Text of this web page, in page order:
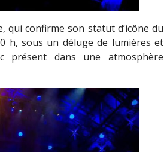
qui confirme son statut d’icône du
h, sous un déluge de lumières et
présent dans une atmosphère